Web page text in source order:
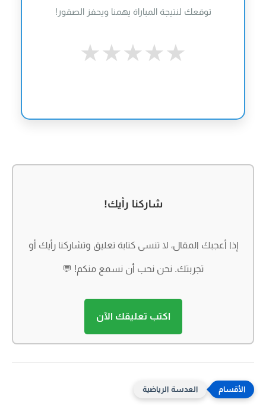
توقعك لنتيجة المباراة يهمنا ويحفز الصقور!
★★★★★
شاركنا رأيك!
إذا أعجبك المقال، لا تنسى كتابة تعليق وتشاركنا رأيك أو
تجربتك. نحن نحب أن نسمع منكم! 💬
اكتب تعليقك الآن
العدسة الرياضية